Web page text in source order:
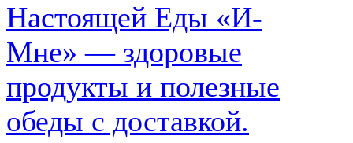
Настоящей Еды «И-
Мне» — здоровые
продукты и полезные
обеды с доставкой.